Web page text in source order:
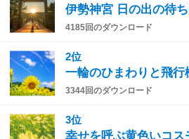
伊勢神宮 日の出の待
4185回のダウンロード
2位
一輪のひまわりと飛行
3344回のダウンロード
3位
幸せを呼ぶ黄色いコス